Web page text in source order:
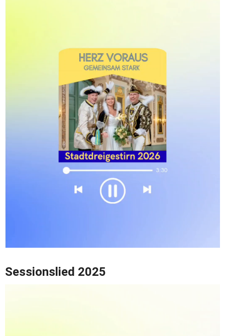
Sessionslied 2025